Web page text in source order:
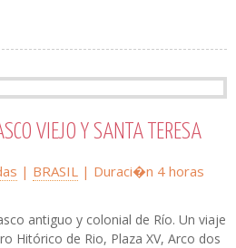
VIEJO Y SANTA TERESA
| BRASIL| Duraci�n 4 horas
antiguo y colonial de Río. Un viaje
Hitórico de Rio, Plaza XV, Arco dos